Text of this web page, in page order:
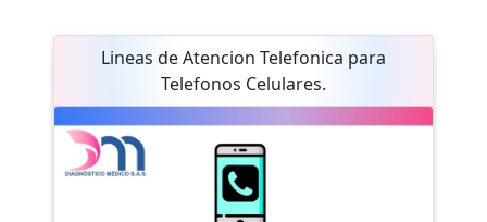
Lineas de Atencion Telefonica para
Telefonos Celulares.